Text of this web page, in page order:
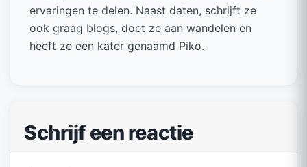
ervaringen te delen. Naast daten, schrijft ze
ook graag blogs, doet ze aan wandelen en
heeft ze een kater genaamd Piko.
Schrijf een reactie